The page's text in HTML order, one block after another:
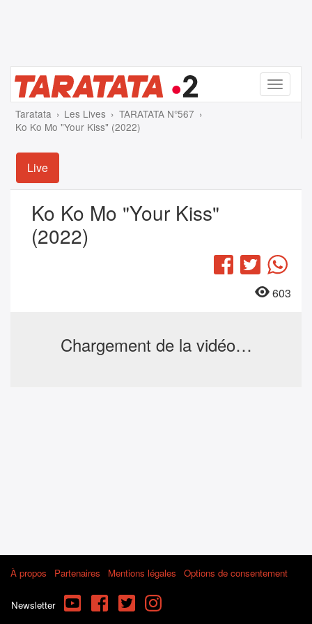
Menu
Taratata Les Lives
TARATATA N°567
Ko Ko Mo "Your Kiss" (2022)
Live
Ko Ko Mo "Your Kiss"
(2022)
Facebook
Twitter
603
Chargement de la vidéo…
À propos Partenaires Mentions légales Options de consentement
Newsletter YouTube FacebookTwitterInstagram